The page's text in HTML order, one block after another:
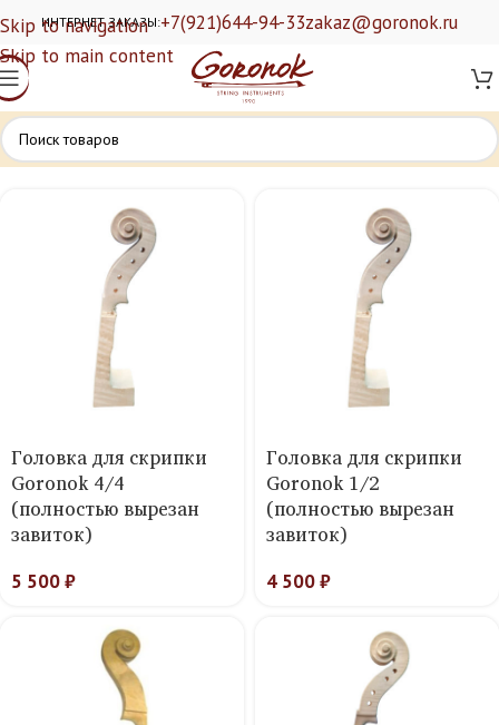
Skip to navigation
Skip to main content
ИНТЕРНЕТ ЗАКАЗЫ:+7(921)644-94-33zakaz@goronok.ru
Головка для скрипки
Goronok 4/4
(полностью вырезан
завиток)
5 500₽
Головка для скрипки
Goronok 1/2
(полностью вырезан
завиток)
4 500₽